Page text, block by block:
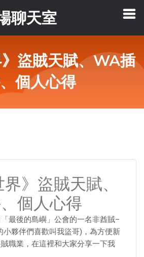
聊天室
》盜賊天賦、WA插
個人心得
界》盜賊天賦、
個人心得
最後的島嶼」公會的一名非酋賊–
小夥伴們喜歡叫我盜哥)，為方便新
職業，在這裡和大家分享一下我